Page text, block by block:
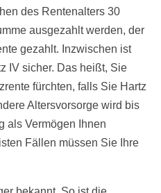
des Rentenalters 30
ausgezahlt werden, der
gezahlt. Inzwischen ist
IV sicher. Das heißt, Sie
fürchten, falls Sie Hartz
Altersvorsorge wird bis
als Vermögen Ihnen
Fällen müssen Sie Ihre